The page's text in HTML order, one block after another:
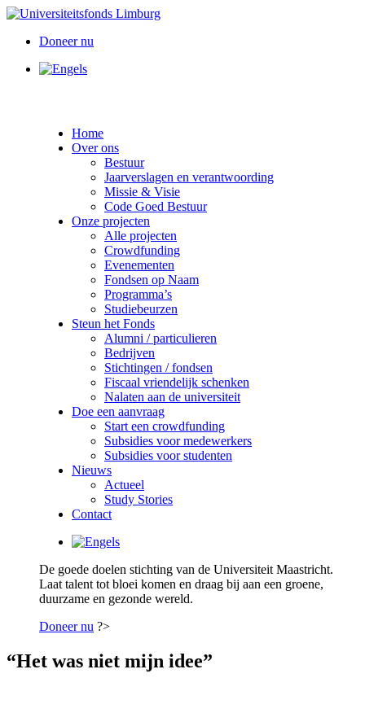
Doneer nu
Home
Over ons
Bestuur
Jaarverslagen en verantwoording
Missie & Visie
Code Goed Bestuur
Onze projecten
Alle projecten
Crowdfunding
Evenementen
Fondsen op Naam
Programma’s
Studiebeurzen
Steun het Fonds
Alumni / particulieren
Bedrijven
Stichtingen / fondsen
Fiscaal vriendelijk schenken
Nalaten aan de universiteit
Doe een aanvraag
Start een crowdfunding
Subsidies voor medewerkers
Subsidies voor studenten
Nieuws
Actueel
Study Stories
Contact
De goede doelen stichting van de Universiteit Maastricht.
Laat talent tot bloei komen en draag bij aan een groene,
duurzame en gezonde wereld.
Doneer nu ?>
“Het was niet mijn idee”